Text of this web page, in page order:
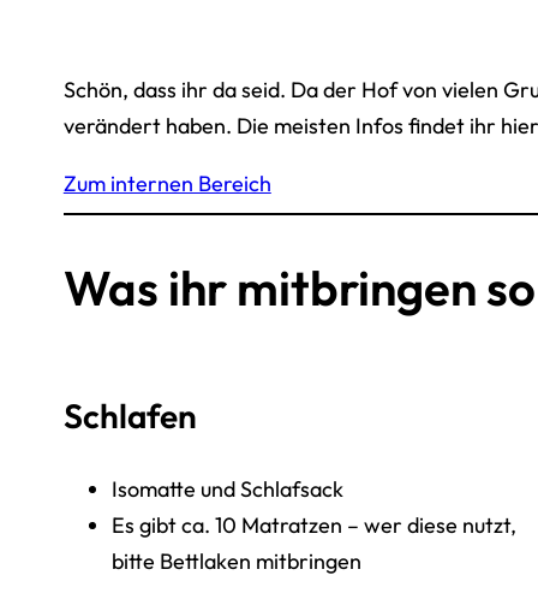
Schön, dass ihr da seid. Da der Hof von vielen
verändert haben. Die meisten Infos findet ihr
Zum internen Bereich
Was ihr mitbringen
Schlafen
Isomatte und Schlafsack
Es gibt ca. 10 Matratzen – wer diese nutzt,
bitte Bettlaken mitbringen